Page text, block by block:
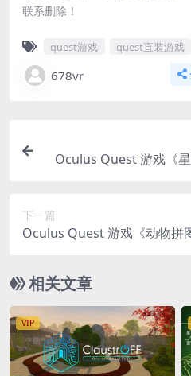
联系删除！
quest游戏 quest直装游戏
678vr
Oculus Quest 游戏《
下一篇
Oculus Quest 游戏《动物拼
相关文章
VIP